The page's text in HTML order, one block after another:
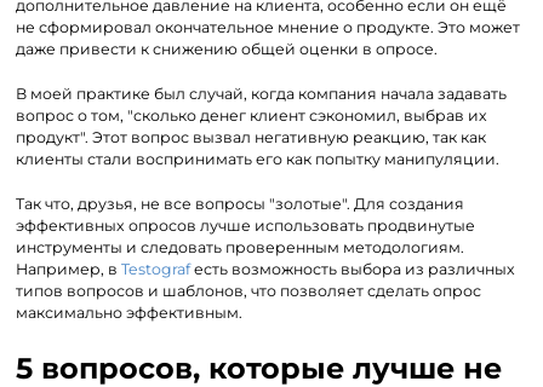
дополнительное давление на клиента, особенно если он ещё
не сформировал окончательное мнение о продукте. Это может
даже привести к снижению общей оценки в опросе.
В моей практике был случай, когда компания начала задавать
вопрос о том, "сколько денег клиент сэкономил, выбрав их
продукт". Этот вопрос вызвал негативную реакцию, так как
клиенты стали воспринимать его как попытку манипуляции.
Так что, друзья, не все вопросы "золотые". Для создания
эффективных опросов лучше использовать продвинутые
инструменты и следовать проверенным методологиям.
Например, вTestografесть возможность выбора из различных
типов вопросов и шаблонов, что позволяет сделать опрос
максимально эффективным.
5 вопросов, которые лучше не